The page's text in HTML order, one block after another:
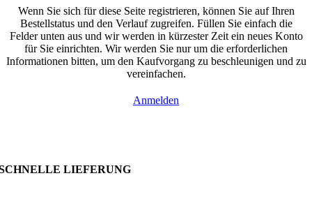
Wenn Sie sich für diese Seite registrieren, können Sie auf Ihren
Bestellstatus und den Verlauf zugreifen. Füllen Sie einfach die
Felder unten aus und wir werden in kürzester Zeit ein neues Konto
für Sie einrichten. Wir werden Sie nur um die erforderlichen
Informationen bitten, um den Kaufvorgang zu beschleunigen und zu
vereinfachen.
Anmelden
LIEFERUNG